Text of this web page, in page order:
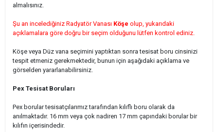
almalısınız.
Şu an incelediğiniz Radyatör Vanası Köşe olup, yukarıdaki
açıklamalara göre doğru bir seçim olduğunu lütfen kontrol ediniz.
Köşe veya Düz vana seçimini yaptıktan sonra tesisat boru cinsinizi
tespit etmeniz gerekmektedir, bunun için aşağıdaki açıklama ve
görselden yararlanabilirsiniz.
Pex Tesisat Boruları
Pex borular tesisatçılarımız tarafından kılıflı boru olarak da
anılmaktadır. 16 mm veya çok nadiren 17 mm çapındaki borular bir
kılıfın içerisindedir.